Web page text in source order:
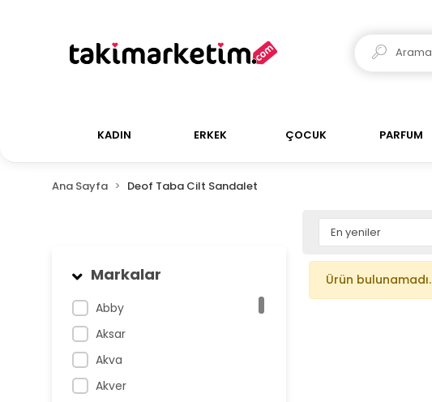
KADIN ERKEK ÇOCUK PARFUM
Ana Sayfa Deof Taba Cilt Sandalet
Markalar
Abby
Aksar
Akva
Akver
Ürün bulunamadı.